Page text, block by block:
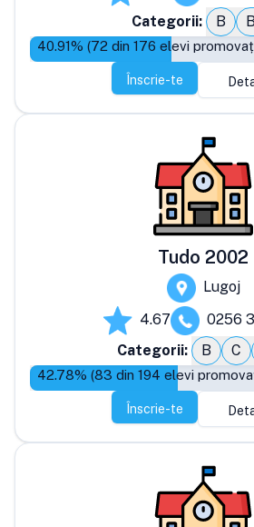
Categorii:
B
40.91% (72 din 176 elevi
Înscrie-te
Tudo 2002
Lugoj
4.67
0256
Categorii:
B C
42.78% (83 din 194 elevi
Înscrie-te